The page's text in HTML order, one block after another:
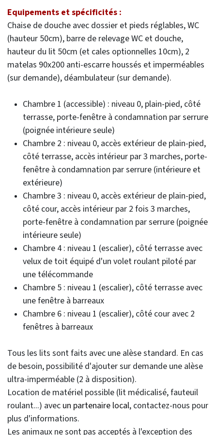
Equipements et spécificités :​
Chaise de douche avec dossier et pieds réglables, WC
(hauteur 50cm), barre de relevage WC et douche,
hauteur du lit 50cm (et cales optionnelles 10cm), 2
matelas 90x200 anti-escarre houssés et imperméables
(sur demande), déambulateur (sur demande).
Chambre 1 (accessible) : niveau 0, plain-pied, côté
terrasse, porte-fenêtre à condamnation par serrure
(poignée intérieure seule)
Chambre 2 : niveau 0, accès extérieur de plain-pied,
côté terrasse, accès intérieur par 3 marches, porte-
fenêtre à condamnation par serrure (intérieure et
extérieure)
Chambre 3 : niveau 0, accès extérieur de plain-pied,
côté cour, accès intérieur par 2 fois 3 marches,
porte-fenêtre à condamnation par serrure (poignée
intérieure seule)
Chambre 4 : niveau 1 (escalier), côté terrasse avec
velux de toit équipé d'un volet roulant piloté par
une télécommande
Chambre 5 : niveau 1 (escalier), côté terrasse avec
une fenêtre à barreaux
Chambre 6 : niveau 1 (escalier), côté cour avec 2
fenêtres à barreaux
Tous les lits sont faits avec une alèse standard. En cas
de besoin, possibilité d'ajouter sur demande une alèse
ultra-imperméable (2 à disposition).
Location de matériel possible (lit médicalisé, fauteuil
roulant...) avec un partenaire local, contactez-nous pour
plus d'informations.
Les animaux ne sont pas acceptés à l'exception des